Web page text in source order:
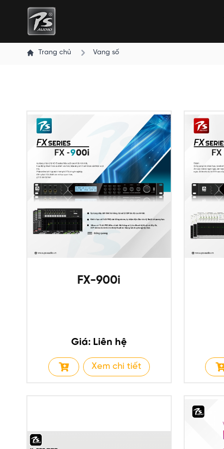
Trang chủ Vang số
FX-900i
Giá: Liên hệ
Xem chi tiết